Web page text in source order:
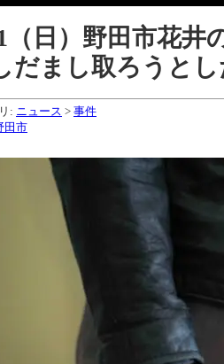
（日）野田市花井
だまし取ろうと
: ニュース > 事件
田市